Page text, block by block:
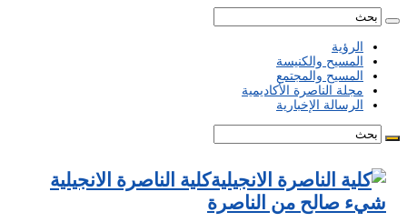
الرؤية
المسيح والكنيسة
المسيح والمجتمع
مجلة الناصرة الأكاديمية
الرسالة الإخبارية
كلية الناصرة الانجيلية
شيء صالح من الناصرة